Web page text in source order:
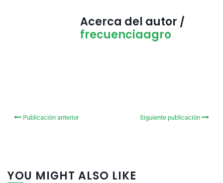
Acerca del autor /
frecuenciaagro
Publicación anterior Siguiente publicación
YOU MIGHT ALSO LIKE